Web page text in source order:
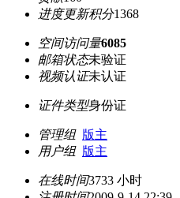
进度更新积分1368
空间访问量6085
邮箱状态未验证
视频认证未认证
证件类型身份证
管理组 版主
用户组 版主
在线时间3733 小时